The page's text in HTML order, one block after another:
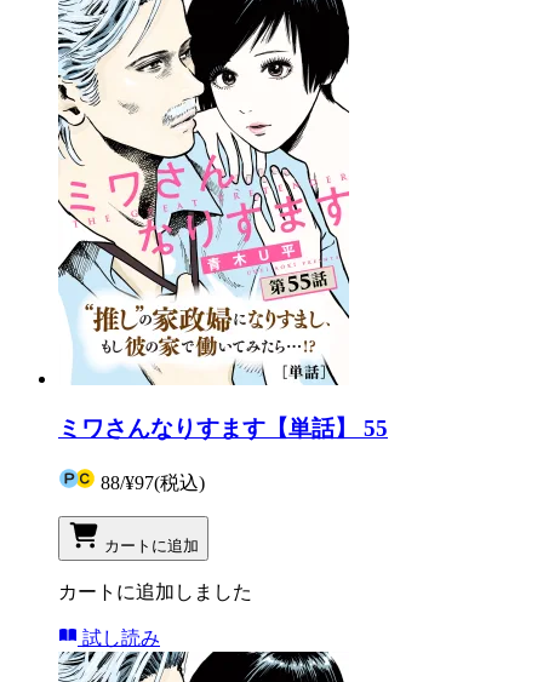
ミワさんなりすます【単話】 55
88/¥97(税込)
カートに追加
カートに追加しました
試し読み